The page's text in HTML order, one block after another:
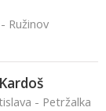
Ružinov
- Petržalka